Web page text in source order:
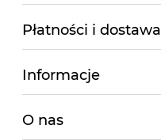
Płatności i dostawa
Informacje
O nas